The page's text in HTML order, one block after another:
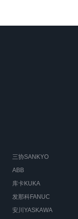
三协SANKYO
ABB
库卡KUKA
发那科FANUC
安川YASKAWA